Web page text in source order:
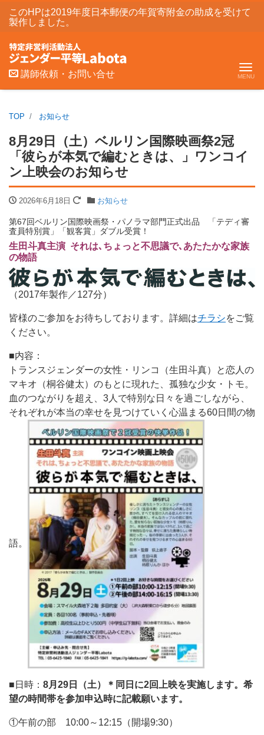
このHPは2019年度日本郵便の年賀寄附金の助成を受けて
製作しました。
講師依頼・お問い合せ
TOP お知らせ
8月29日（土）ベルリン国際映画祭2冠
「彼らが本気で編むときは、」ワンコイ
ン上映会のお知らせ
2026年6月18日 お知らせ
第67回ベルリン国際映画祭・パノラマ部門正式出品 「テディ審
査員特別賞」「観客賞」ダブル受賞！
生田斗真主演 それは､ちょっと不思議で､あたたかな家族
の物語
（2017年製作／127分）
皆様のご参加をお待ちしております。詳細はチラシをご覧
ください。
■内容：
トランスジェンダーの女性・リンコ（生田斗真）と恋人の
マキオ（桐谷健太）のもとに現れた、孤独な少女・トモ。
血のつながりを超え、3人で特別な日々を過ごしながら、
それぞれが本当の幸せを見つけていく心温まる60日間の物
語。
■日時： 8月29日（土）＊同日に2回上映を実施します。希
望の時間帯を参加申込時に記載願います。
①午前の部 10:00～12:15（開場9:30）